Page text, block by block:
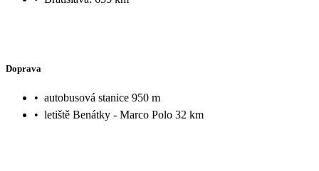
Doprava
• autobusová stanice 950 m
• letiště Benátky - Marco Polo 32 km